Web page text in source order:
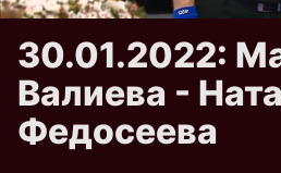
30.01.2022:
Валиева -
Федосеева